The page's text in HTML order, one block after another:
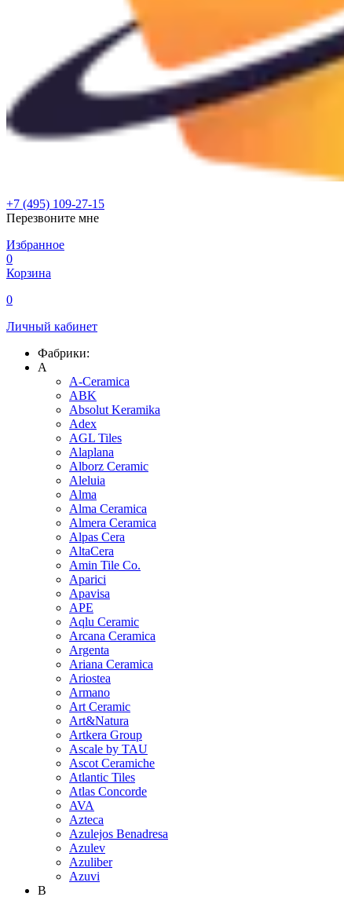
+7 (495) 109-27-15
Перезвоните мне
Избранное
0
Корзина
0
Личный кабинет
Фабрики:
A
A-Ceramica
ABK
Absolut Keramika
Adex
AGL Tiles
Alaplana
Alborz Ceramic
Aleluia
Alma
Alma Ceramica
Almera Ceramica
Alpas Cera
AltaCera
Amin Tile Co.
Aparici
Apavisa
APE
Aqlu Ceramic
Arcana Ceramica
Argenta
Ariana Ceramica
Ariostea
Armano
Art Ceramic
Art&Natura
Artkera Group
Ascale by TAU
Ascot Ceramiche
Atlantic Tiles
Atlas Concorde
AVA
Azteca
Azulejos Benadresa
Azulev
Azuliber
Azuvi
B